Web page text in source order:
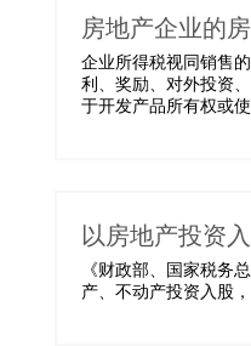
房地产企业的
企业所得税视同销售
利、奖励、对外投资
于开发产品所有权或
以房地产投资
《财政部、国家税务
产、不动产投资入股